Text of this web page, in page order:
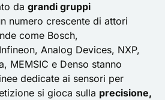
da grandi gruppi
numero crescente di attori
come Bosch,
Analog Devices, NXP,
MEMSIC e Denso stanno
dedicate ai sensori per
si gioca sulla precisione,